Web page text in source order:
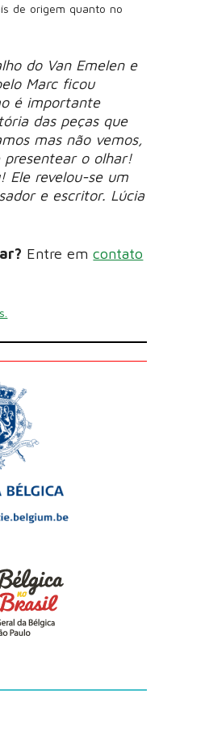
de origem quanto no
do Van Emelen e
Marc ficou
é importante
das peças que
mas não vemos,
presentear o olhar!
Ele revelou-se um
e escritor. Lúcia
Entre emcontato